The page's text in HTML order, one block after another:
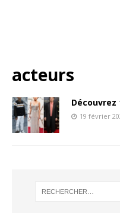
acteurs
19 février